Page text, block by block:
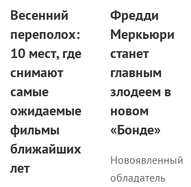
Весенний
переполох:
10 мест, где
снимают
самые
ожидаемые
фильмы
ближайших
лет
Фредди
Меркьюри
станет
главным
злодеем в
новом
«Бонде»
Новоявленный
обладатель